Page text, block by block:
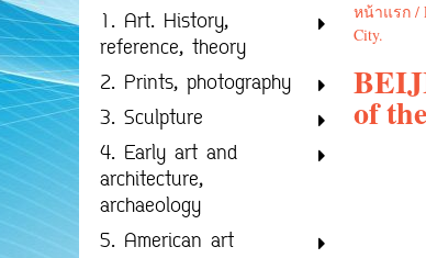
1. Art. History,
reference, theory
2. Prints, photography
3. Sculpture
4. Early art and
architecture,
archaeology
5. American art
หน้าแรก /
City.
of